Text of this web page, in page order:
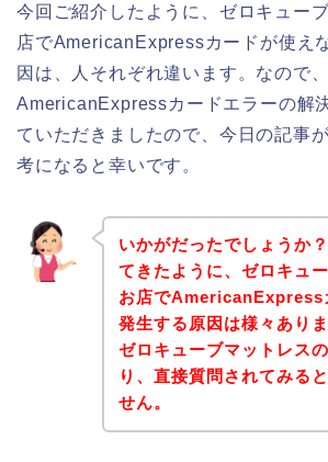
今回ご紹介したように、ゼロキュー
店でAmericanExpressカードが使え
因は、人それぞれ違います。なので
AmericanExpressカードエラーの解
ていただきましたので、今日の記事
考になると幸いです。
いかがだったでしょうか
てきたように、ゼロキュ
お店でAmericanExpress
発生する原因は様々あり
ゼロキューブマットレス
り、直接質問されてみる
せん。